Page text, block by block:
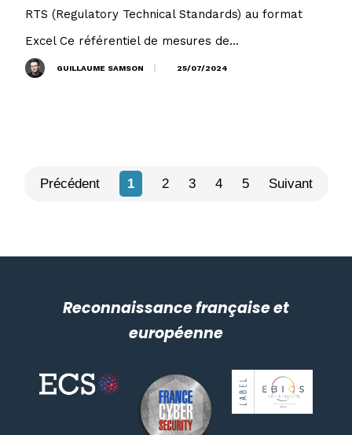
RTS (Regulatory Technical Standards) au format
Excel Ce référentiel de mesures de...
GUILLAUME SAMSON 25/07/2024
Précédent 1 2 3 4 5 Suivant
Reconnaissance française et
européenne